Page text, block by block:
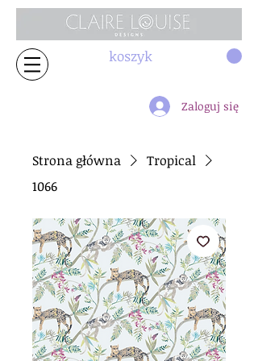
koszyk
Zaloguj się
Strona główna
Tropical
1066